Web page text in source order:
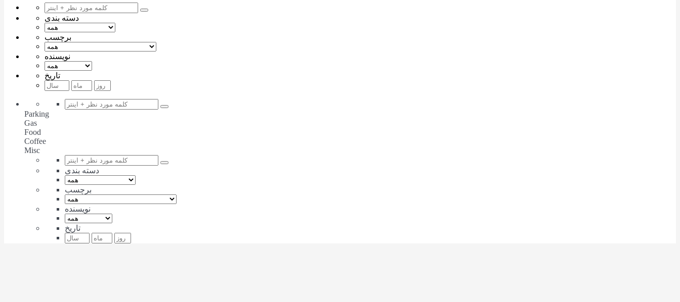
دسته بندی
برچسب
نویسنده
تاریخ
Parking
Gas
Food
Coffee
Misc
دسته بندی
برچسب
نویسنده
تاریخ